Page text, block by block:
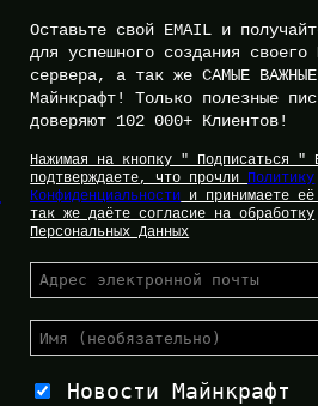
Оставьте свой EMAIL и
для успешного создания своего
сервера, а так же САМЫЕ
Майнкрафт! Только полезные
доверяют 102 000+ Клиентов!
Нажимая на кнопку " Подписаться "
подтверждаете, что прочли Политику
Конфиденциальности и принимаете
так же даёте согласие на обработку
Персональных Данных
Новости Майнкрафт